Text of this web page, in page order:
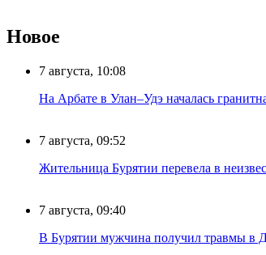
Новое
7 августа, 10:08
На Арбате в Улан–Удэ началась
7 августа, 09:52
Жительница Бурятии перевела в
7 августа, 09:40
В Бурятии мужчина получил травмы в